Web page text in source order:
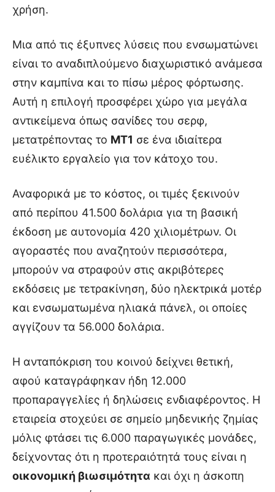
χρήση.
Μια από τις έξυπνες λύσεις που ενσωματώνει
είναι το αναδιπλούμενο διαχωριστικό ανάμεσα
στην καμπίνα και το πίσω μέρος φόρτωσης.
Αυτή η επιλογή προσφέρει χώρο για μεγάλα
αντικείμενα όπως σανίδες του σερφ,
μετατρέποντας το MT1 σε ένα ιδιαίτερα
ευέλικτο εργαλείο για τον κάτοχο του.
Αναφορικά με το κόστος, οι τιμές ξεκινούν
από περίπου 41.500 δολάρια για τη βασική
έκδοση με αυτονομία 420 χιλιομέτρων. Οι
αγοραστές που αναζητούν περισσότερα,
μπορούν να στραφούν στις ακριβότερες
εκδόσεις με τετρακίνηση, δύο ηλεκτρικά μοτέρ
και ενσωματωμένα ηλιακά πάνελ, οι οποίες
αγγίζουν τα 56.000 δολάρια.
Η ανταπόκριση του κοινού δείχνει θετική,
αφού καταγράφηκαν ήδη 12.000
προπαραγγελίες ή δηλώσεις ενδιαφέροντος. Η
εταιρεία στοχεύει σε σημείο μηδενικής ζημίας
μόλις φτάσει τις 6.000 παραγωγικές μονάδες,
δείχνοντας ότι η προτεραιότητά τους είναι η
οικονομική βιωσιμότητα και όχι η άσκοπη